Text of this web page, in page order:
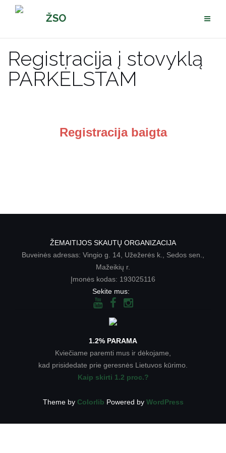
Pereiti
ŽSO
Registracija į stovyklą
PARKĖLSTAM
Registracija baigta
ŽEMAITIJOS SKAUTŲ ORGANIZACIJA
Buveinės adresas: Vingio g. 14, Užežerės k., Sedos sen.,
Mažeikių r.
Įmonės kodas: 193025116
Sekite mus:
1.2% PARAMA
Kviečiame paremti mus ir dėkojame,
kad prisidedate prie geresnės Lietuvos kūrimo.
Kaip skirti 1.2 proc.?
Theme by Colorlib Powered by WordPress